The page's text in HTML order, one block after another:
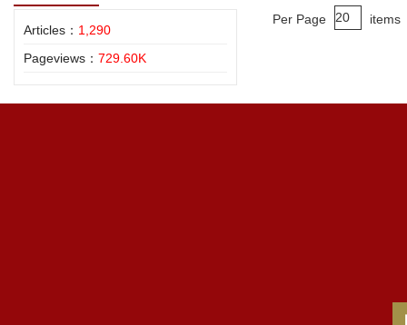
Articles： 1,290
Pageviews： 729.60K
Per Page items